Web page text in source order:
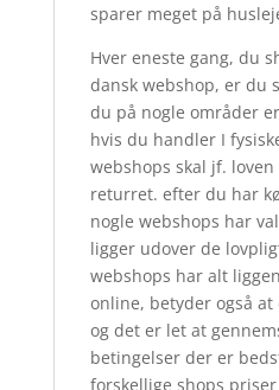
sparer meget på
Hver eneste gang, du
dansk webshop, er du
du på nogle områder
hvis du handler I
webshops skal jf. loven
returret. efter du har
nogle webshops har
ligger udover de
webshops har alt
online, betyder også
og det er let at
betingelser der er
forskellige shops